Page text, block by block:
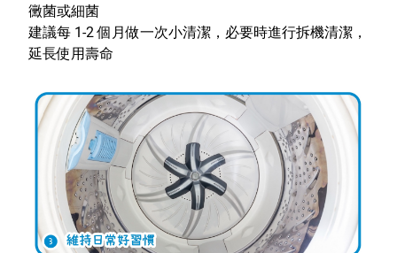
黴菌或細菌
建議每 1-2 個月做一次小清潔，必要時進行拆機清潔，
延長使用壽命